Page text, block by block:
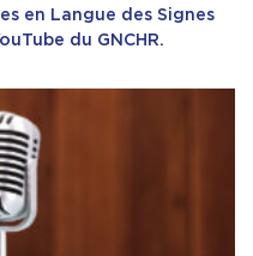
en Langue des Signes
du GNCHR.